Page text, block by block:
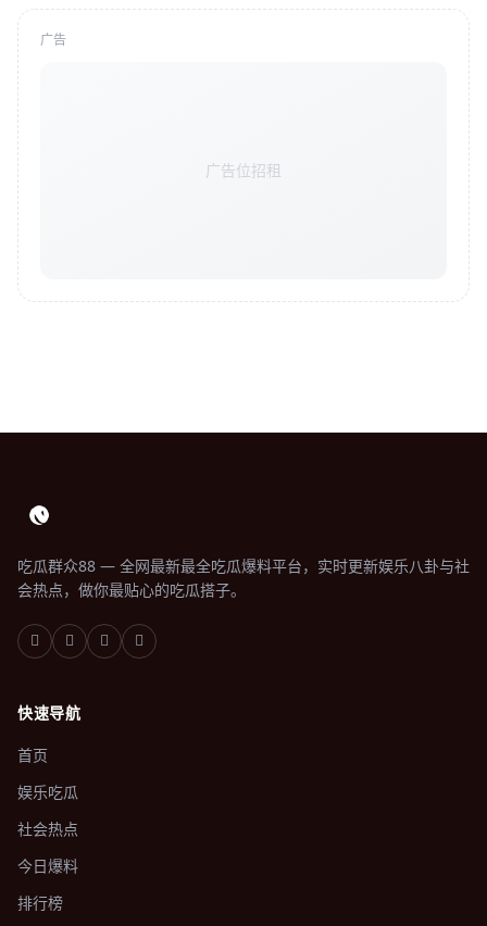
广告
广告位招租
吃瓜群众88 — 全网最新最全吃瓜爆料平台，实时更新娱乐八卦与社
会热点，做你最贴心的吃瓜搭子。
快速导航
首页
娱乐吃瓜
社会热点
今日爆料
排行榜